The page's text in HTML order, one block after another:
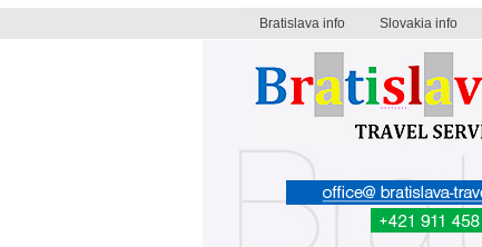
Bratislava travel service
Bratislava info Slovakia info